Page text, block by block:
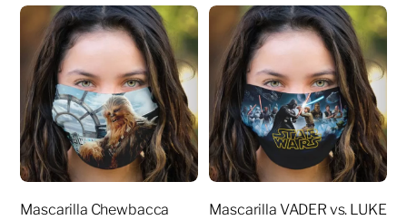
Mascarilla Chewbacca Mascarilla VADER vs. LUKE